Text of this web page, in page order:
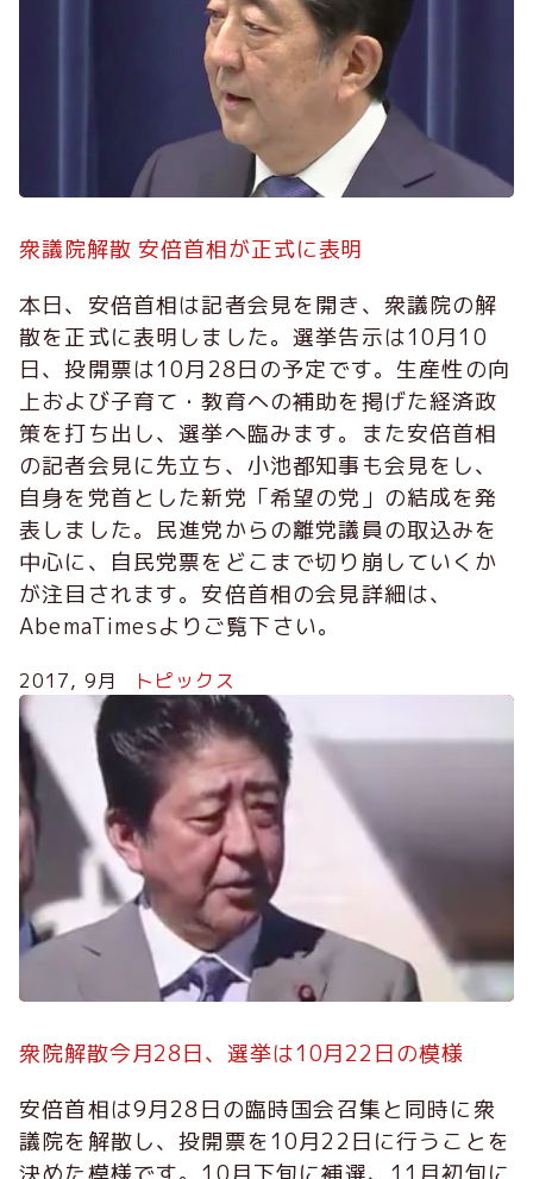
衆議院解散 安倍首相が正式に表明
本日、安倍首相は記者会見を開き、衆議院の解
散を正式に表明しました。選挙告示は10月10
日、投開票は10月28日の予定です。生産性の向
上および子育て・教育への補助を掲げた経済政
策を打ち出し、選挙へ臨みます。また安倍首相
の記者会見に先立ち、小池都知事も会見をし、
自身を党首とした新党「希望の党」の結成を発
表しました。民進党からの離党議員の取込みを
中心に、自民党票をどこまで切り崩していくか
が注目されます。安倍首相の会見詳細は、
AbemaTimesよりご覧下さい。
2017, 9月 トピックス
衆院解散今月28日、選挙は10月22日の模様
安倍首相は9月28日の臨時国会召集と同時に衆
議院を解散し、投開票を10月22日に行うことを